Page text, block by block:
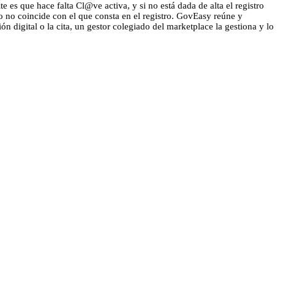
que hace falta Cl@ve activa, y si no está dada de alta el registro
coincide con el que consta en el registro. GovEasy reúne y
digital o la cita, un gestor colegiado del marketplace la gestiona y lo